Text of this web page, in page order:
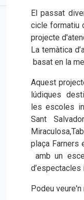
El passat
cicle formatiu
projecte
La temàtica
basat en la
Aquest
lúdiques
les escoles
Sant
plaça Farners
amb un
d’espectacles
Podeu